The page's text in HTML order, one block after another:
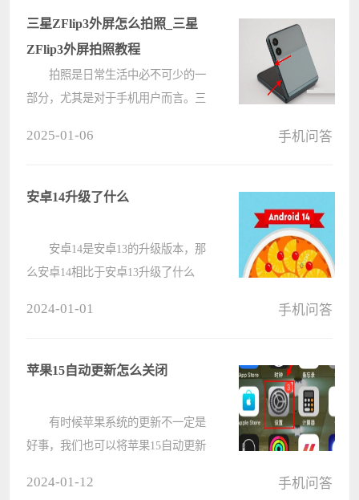
应用，无法安装的情况，那oppo允许
安装????
三星ZFlip3外屏怎么拍照_三星
ZFlip3外屏拍照教程
拍照是日常生活中必不可少的一
部分，尤其是对于手机用户而言。三
电脑系统之家小编就为大家带来
2025-01-06 手机问答
安卓14升级了什么
安卓14是安卓13的升级版本，那
么安卓14相比于安卓13升级了什么
什么： 1、界面 首????
2024-01-01 手机问答
苹果15自动更新怎么关闭
有时候苹果系统的更新不一定是
好事，我们也可以将苹果15自动更新
2024-01-12 手机问答